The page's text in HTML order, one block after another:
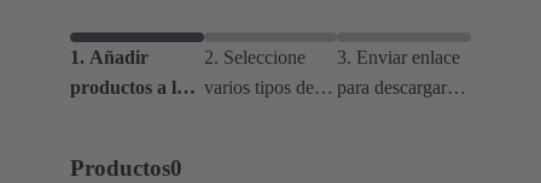
1. Añadir
productos a la
2. Seleccione
varios tipos de
3. Enviar enlace
para descargar
Productos0